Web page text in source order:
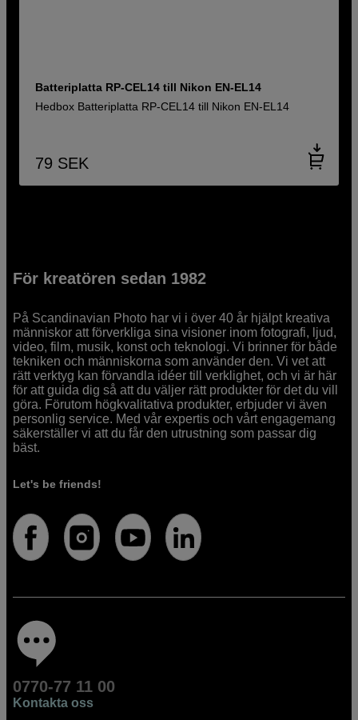
Batteriplatta RP-CEL14 till Nikon EN-EL14
Hedbox Batteriplatta RP-CEL14 till Nikon EN-EL14
79 SEK
För kreatören sedan 1982
På Scandinavian Photo har vi i över 40 år hjälpt kreativa
människor att förverkliga sina visioner inom fotografi, ljud,
video, film, musik, konst och teknologi. Vi brinner för både
tekniken och människorna som använder den. Vi vet att
rätt verktyg kan förvandla idéer till verklighet, och vi är här
för att guida dig så att du väljer rätt produkter för det du vill
göra. Förutom högkvalitativa produkter, erbjuder vi även
personlig service. Med vår expertis och vårt engagemang
säkerställer vi att du får den utrustning som passar dig
bäst.
Let's be friends!
0770-77 11 00
Kontakta oss